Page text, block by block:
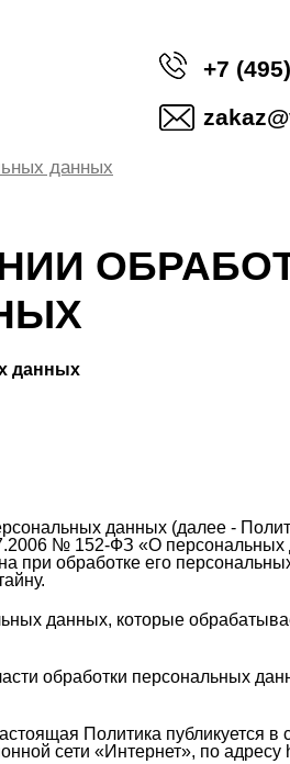
+7
данных
данных
данных (далее -
№ 152-ФЗ «О
при обработке его
данных, которые
обработки персональных
Политика публикуется
сети «Интернет», по адресу